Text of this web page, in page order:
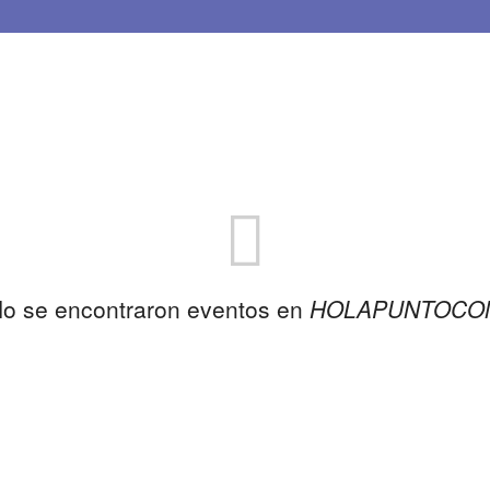
se encontraron eventos en